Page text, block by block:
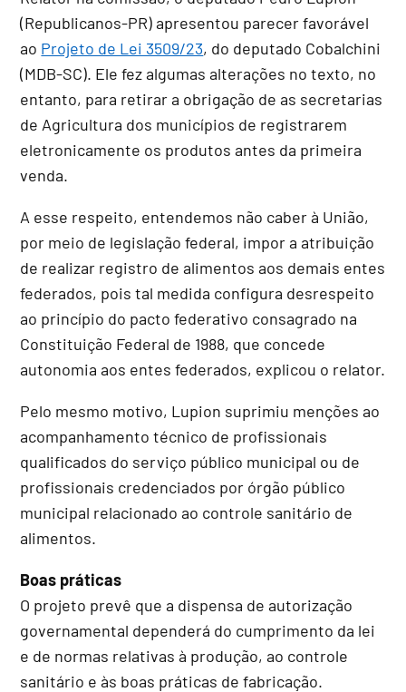
(Republicanos-PR) apresentou parecer favorável
ao Projeto de Lei 3509/23, do deputado Cobalchini
(MDB-SC). Ele fez algumas alterações no texto, no
entanto, para retirar a obrigação de as secretarias
de Agricultura dos municípios de registrarem
eletronicamente os produtos antes da primeira
venda.
A esse respeito, entendemos não caber à União,
por meio de legislação federal, impor a atribuição
de realizar registro de alimentos aos demais entes
federados, pois tal medida configura desrespeito
ao princípio do pacto federativo consagrado na
Constituição Federal de 1988, que concede
autonomia aos entes federados, explicou o relator.
Pelo mesmo motivo, Lupion suprimiu menções ao
acompanhamento técnico de profissionais
qualificados do serviço público municipal ou de
profissionais credenciados por órgão público
municipal relacionado ao controle sanitário de
alimentos.
Boas práticas
O projeto prevê que a dispensa de autorização
governamental dependerá do cumprimento da lei
e de normas relativas à produção, ao controle
sanitário e às boas práticas de fabricação.